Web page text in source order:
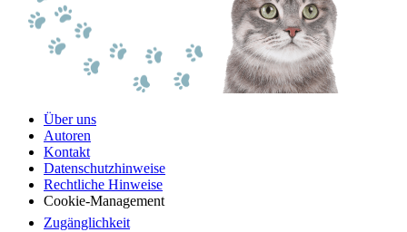
Über uns
Autoren
Kontakt
Datenschutzhinweise
Rechtliche Hinweise
Cookie-Management
Zugänglichkeit